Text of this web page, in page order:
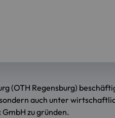
(OTH Regensburg)
auch unter
zu gründen.